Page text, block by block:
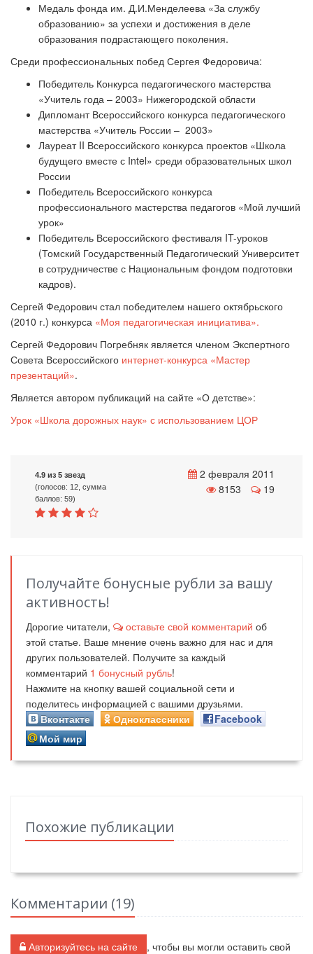
Медаль фонда им. Д.И.Менделеева «За службу
образованию» за успехи и достижения в деле
образования подрастающего поколения.
Среди профессиональных побед Сергея Федоровича:
Победитель Конкурса педагогического мастерства
«Учитель года – 2003» Нижегородской области
Дипломант Всероссийского конкурса педагогического
мастерства «Учитель России – 2003»
Лауреат II Всероссийского конкурса проектов «Школа
будущего вместе с Intel» среди образовательных школ
России
Победитель Всероссийского конкурса
профессионального мастерства педагогов «Мой лучший
урок»
Победитель Всероссийского фестиваля IT-уроков
(Томский Государственный Педагогический Университет
в сотрудничестве с Национальным фондом подготовки
кадров).
Сергей Федорович стал победителем нашего октябрьского
(2010 г.) конкурса «Моя педагогическая инициатива».
Сергей Федорович Погребняк является членом Экспертного
Совета Всероссийского интернет-конкурса «Мастер
презентаций».
Является автором публикаций на сайте «О детстве»:
Урок «Школа дорожных наук» с использованием ЦОР
4.9 из 5 звезд
(голосов: 12, сумма
баллов: 59)
2 февраля 2011
8153
19
Получайте бонусные рубли за вашу
активность!
Дорогие читатели, оставьте свой комментарий об
этой статье. Ваше мнение очень важно для нас и для
других пользователей. Получите за каждый
комментарий 1 бонусный рубль!
Нажмите на кнопку вашей социальной сети и
поделитесь информацией с вашими друзьями.
Вконтакте
Одноклассники
Facebook
Мой мир
Похожие публикации
Комментарии (19)
Авторизуйтесь на сайте
, чтобы вы могли оставить свой